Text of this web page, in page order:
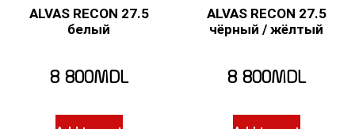
ALVAS RECON 27.5
белый
8 800MDL
ALVAS RECON 27.5
чёрный / жёлтый
8 800MDL